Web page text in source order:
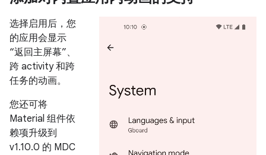
选择启用后，您
的应用会显示
“返回主屏幕”、
跨 activity 和跨
任务的动画。
您还可将
Material 组件依
赖项升级到
v1.10.0 的 MDC